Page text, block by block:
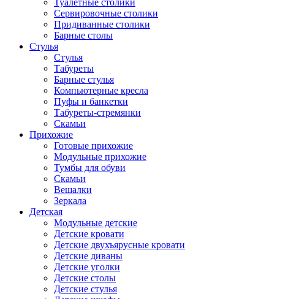
Туалетные столики
Сервировочные столики
Придиванные столики
Барные столы
Стулья
Стулья
Табуреты
Барные стулья
Компьютерные кресла
Пуфы и банкетки
Табуреты-стремянки
Скамьи
Прихожие
Готовые прихожие
Модульные прихожие
Тумбы для обуви
Скамьи
Вешалки
Зеркала
Детская
Модульные детские
Детские кровати
Детские двухъярусные кровати
Детские диваны
Детские уголки
Детские столы
Детские стулья